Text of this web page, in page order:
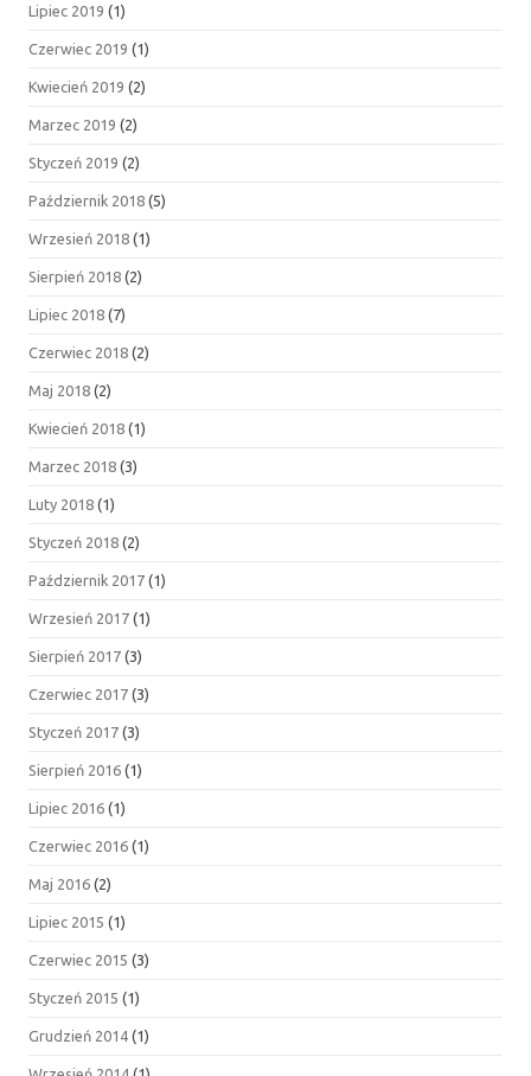
Lipiec 2019 (1)
Czerwiec 2019 (1)
Kwiecień 2019 (2)
Marzec 2019 (2)
Styczeń 2019 (2)
Październik 2018 (5)
Wrzesień 2018 (1)
Sierpień 2018 (2)
Lipiec 2018 (7)
Czerwiec 2018 (2)
Maj 2018 (2)
Kwiecień 2018 (1)
Marzec 2018 (3)
Luty 2018 (1)
Styczeń 2018 (2)
Październik 2017 (1)
Wrzesień 2017 (1)
Sierpień 2017 (3)
Czerwiec 2017 (3)
Styczeń 2017 (3)
Sierpień 2016 (1)
Lipiec 2016 (1)
Czerwiec 2016 (1)
Maj 2016 (2)
Lipiec 2015 (1)
Czerwiec 2015 (3)
Styczeń 2015 (1)
Grudzień 2014 (1)